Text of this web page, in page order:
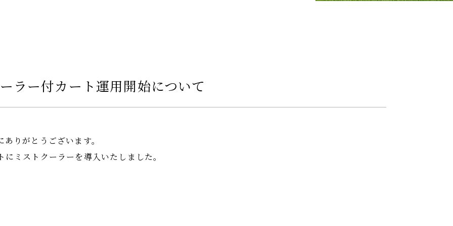
ラー付カート運用開始について
りがとうございます。
ミストクーラーを導入いたしました。